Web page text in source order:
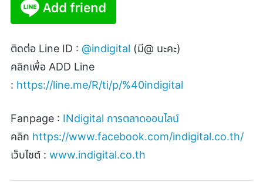
ติดต่อ Line ID : @indigital (มี@ นะคะ)
คลิกเพื่อ ADD Line
: https://line.me/R/ti/p/%40indigital
Fanpage : INdigital การตลาดออนไลน์
คลิก https://www.facebook.com/indigital.co.th/
เว็บไซต์ : www.indigital.co.th